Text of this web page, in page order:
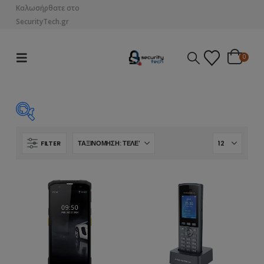
Καλωσήρθατε στο
SecurityTech.gr
0
Τιμή
702
MegaPixels
2MP
(0)
(0)
FILTER